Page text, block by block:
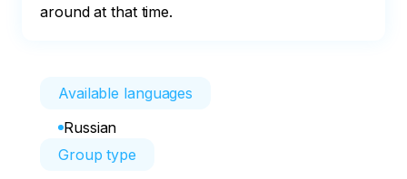
around at that time.
Available languages
Russian
Group type